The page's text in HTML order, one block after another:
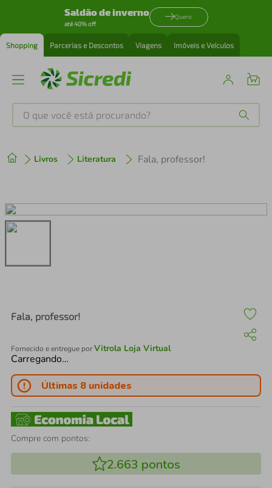
Saldão de inverno
até 40% off
Quero
Shopping Parcerias e Descontos Viagens Imóveis e Veículos
O que você está procurando?
Livros Literatura Fala, professor!
Fala, professor!
Fornecido e entregue porVitrola Loja Virtual
Carregando…
Últimas 8 unidades
Compre com pontos:
2.663 pontos
2º cafeteira